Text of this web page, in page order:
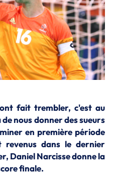
fait trembler, c'est au
nous donner des sueurs
en première période
revenus dans le dernier
Daniel Narcisse donne la
finale.